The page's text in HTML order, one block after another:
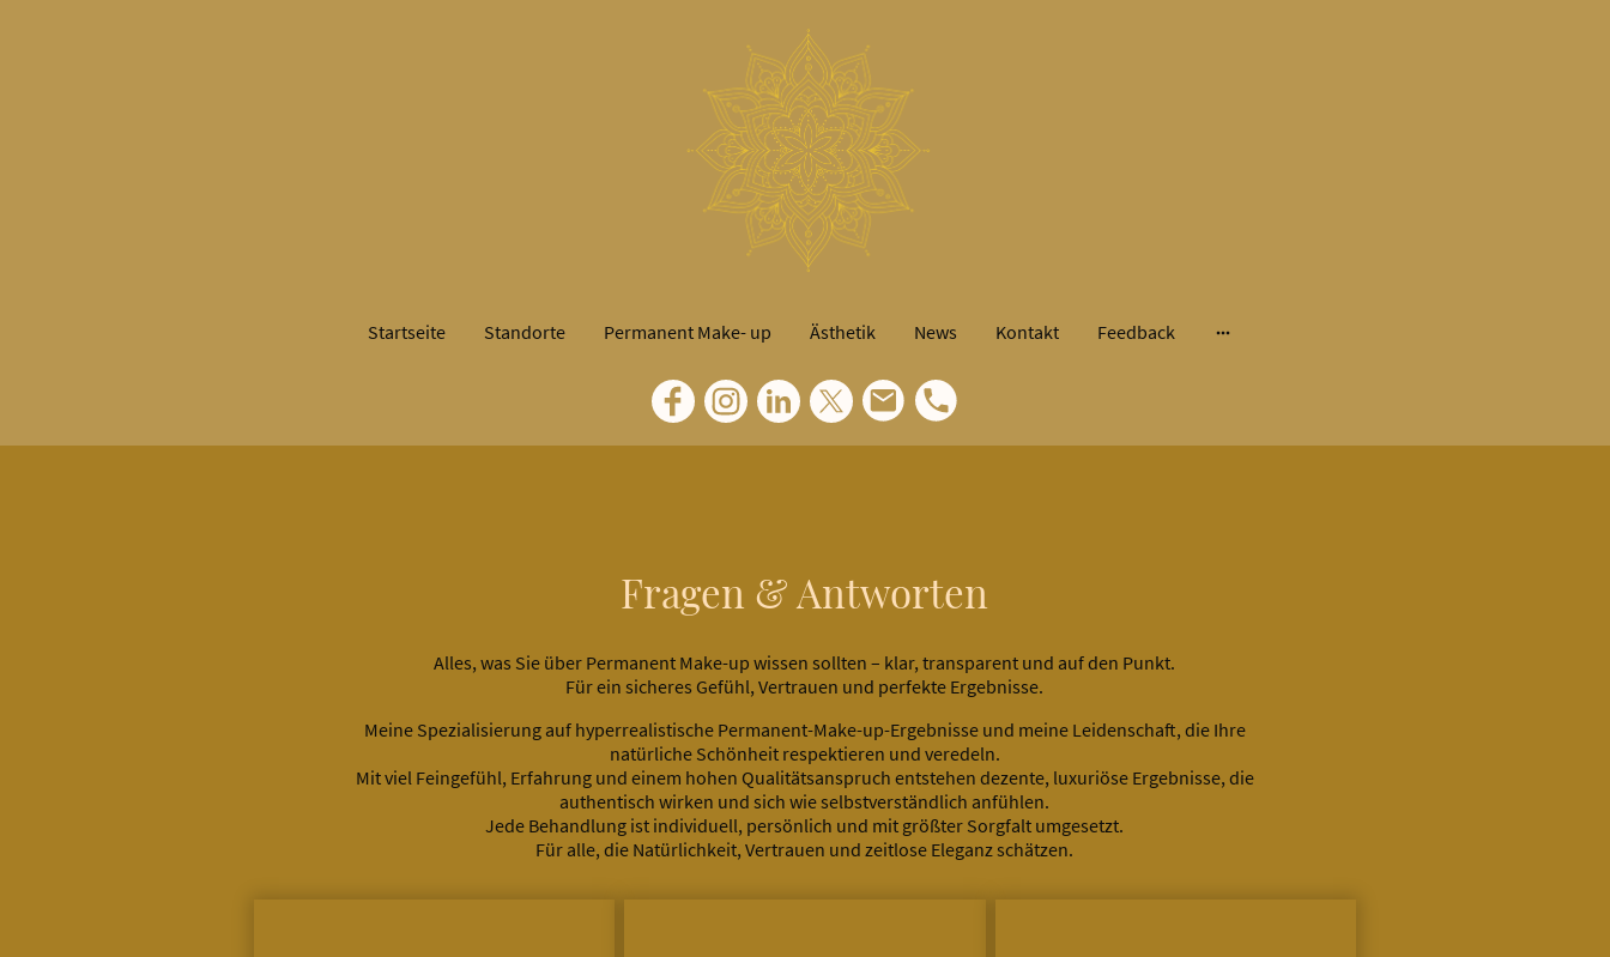
Startseite Standorte Permanent Make- up Ästhetik News Kontakt Feedback
Fragen & Antworten
Alles, was Sie über Permanent Make-up wissen sollten – klar, transparent und auf den Punkt.
Für ein sicheres Gefühl, Vertrauen und perfekte Ergebnisse.
Meine Spezialisierung auf hyperrealistische Permanent-Make-up-Ergebnisse und meine Leidenschaft, die Ihre
natürliche Schönheit respektieren und veredeln.
Mit viel Feingefühl, Erfahrung und einem hohen Qualitätsanspruch entstehen dezente, luxuriöse Ergebnisse, die
authentisch wirken und sich wie selbstverständlich anfühlen.
Jede Behandlung ist individuell, persönlich und mit größter Sorgfalt umgesetzt.
Für alle, die Natürlichkeit, Vertrauen und zeitlose Eleganz schätzen.